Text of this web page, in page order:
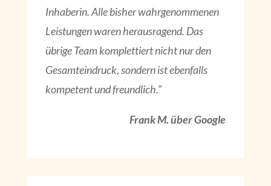
Inhaberin. Alle bisher wahrgenommenen
Leistungen waren herausragend. Das
übrige Team komplettiert nicht nur den
Gesamteindruck, sondern ist ebenfalls
kompetent und freundlich.“
Frank M. über Google